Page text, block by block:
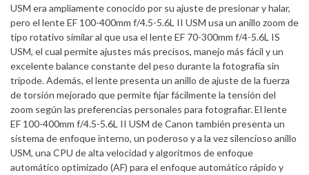
USM era ampliamente conocido por su ajuste de presionar y halar,
pero el lente EF 100-400mm f/4.5-5.6L II USM usa un anillo zoom de
tipo rotativo similar al que usa el lente EF 70-300mm f/4-5.6L IS
USM, el cual permite ajustes más precisos, manejo más fácil y un
excelente balance constante del peso durante la fotografía sin
trípode. Además, el lente presenta un anillo de ajuste de la fuerza
de torsión mejorado que permite fijar fácilmente la tensión del
zoom según las preferencias personales para fotografiar. El lente
EF 100-400mm f/4.5-5.6L II USM de Canon también presenta un
sistema de enfoque interno, un poderoso y a la vez silencioso anillo
USM, una CPU de alta velocidad y algoritmos de enfoque
automático optimizado (AF) para el enfoque automático rápido y